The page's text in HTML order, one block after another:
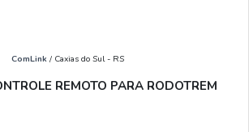
ComLink/ Caxias do Sul - RS
REMOTO PARA RODOTREM